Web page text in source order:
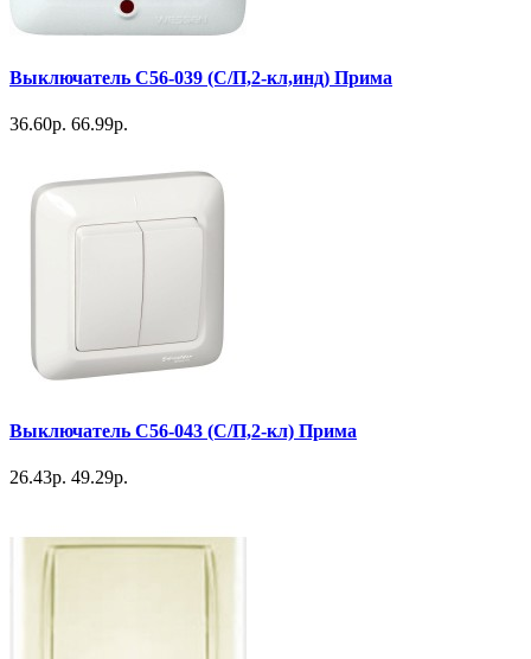
Выключатель С56-039 (С/П,2-кл,инд) Прима
36.60р. 66.99р.
Выключатель С56-043 (С/П,2-кл) Прима
26.43р. 49.29р.